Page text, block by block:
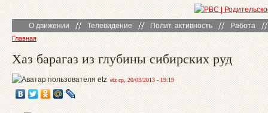
О движении Телевидение Полит. активность Работа
Главная
Хаз барагаз из глубины сибирских руд
etz ср, 20/03/2013 - 19:19